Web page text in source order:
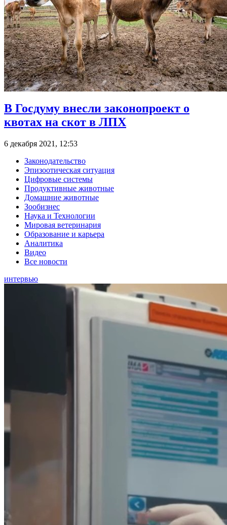
В Госдуму внесли законопроект о
квотах на скот в ЛПХ
6 декабря 2021, 12:53
Законодательство
Эпизоотическая ситуация
Цифровые системы
Продуктивные животные
Домашние животные
Зообизнес
Наука и Технологии
Мировая ветеринария
Образование и карьера
Аналитика
Видео
Все новости
интервью